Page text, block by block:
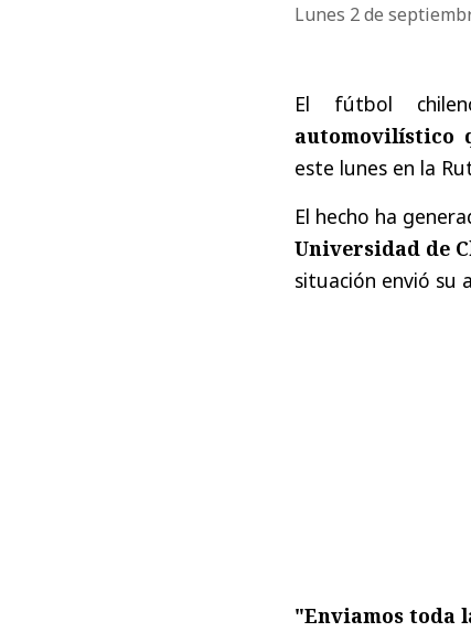
Lunes 2 de
El fútbol
automovilístico
este lunes en la
El hecho ha
Universidad de
situación envió su
"Enviamos toda